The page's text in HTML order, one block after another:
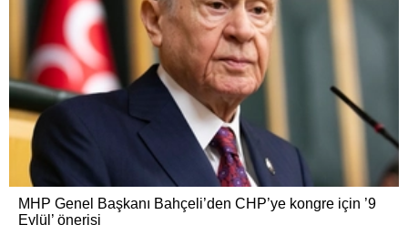
MHP Genel Başkanı Bahçeli’den CHP’ye kongre için ’9
Eylül’ önerisi